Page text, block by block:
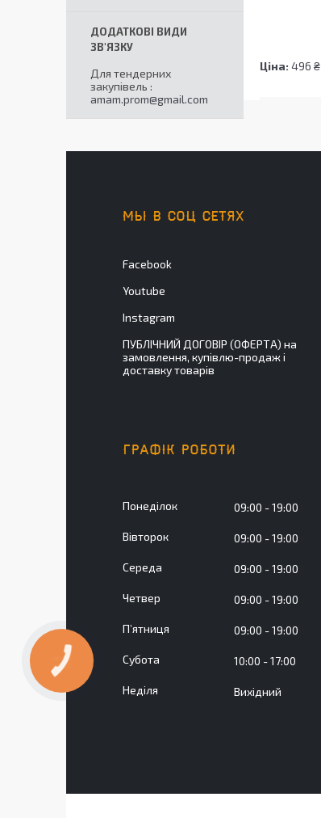
Ціна: 496 ₴
Для тендерних
закупівель
amam.prom@gmail.com
МЫ В СОЦ СЕТЯХ
Facebook
Youtube
Instagram
ПУБЛІЧНИЙ ДОГОВІР (ОФЕРТА) на
замовлення, купівлю-продаж і
доставку товарів
ГРАФІК РОБОТИ
Понеділок 09:00 19:00
Вівторок 09:00 19:00
Середа 09:00 19:00
Четвер 09:00 19:00
Пʼятниця 09:00 19:00
Субота 10:00 17:00
Неділя Вихідний
КНОПКА
ЗВ'ЯЗКУ